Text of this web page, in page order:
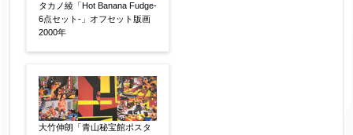
日本画
油彩画
素描
立体
その他
タカノ綾「Hot Banana Fudge-
6点セット-」オフセット版画
2000年
大竹伸朗「青山秘宝館ポスタ